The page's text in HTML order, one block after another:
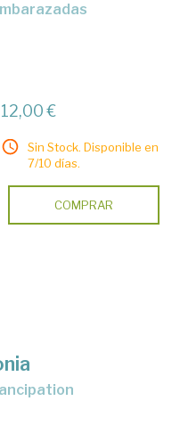
12,00 €
Sin Stock. Disponible en
7/10 días.
COMPRAR